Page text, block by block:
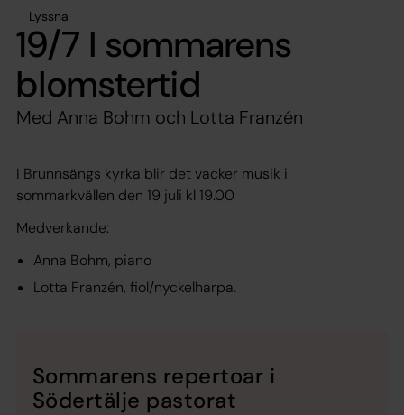
Lyssna
19/7 I sommarens
blomstertid
Med Anna Bohm och Lotta Franzén
I Brunnsängs kyrka blir det vacker musik i
sommarkvällen den 19 juli kl 19.00
Medverkande:
Anna Bohm, piano
Lotta Franzén, fiol/nyckelharpa.
Sommarens repertoar i
Södertälje pastorat